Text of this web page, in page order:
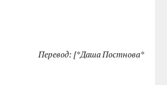
Перевод: [*Даша Постнова*